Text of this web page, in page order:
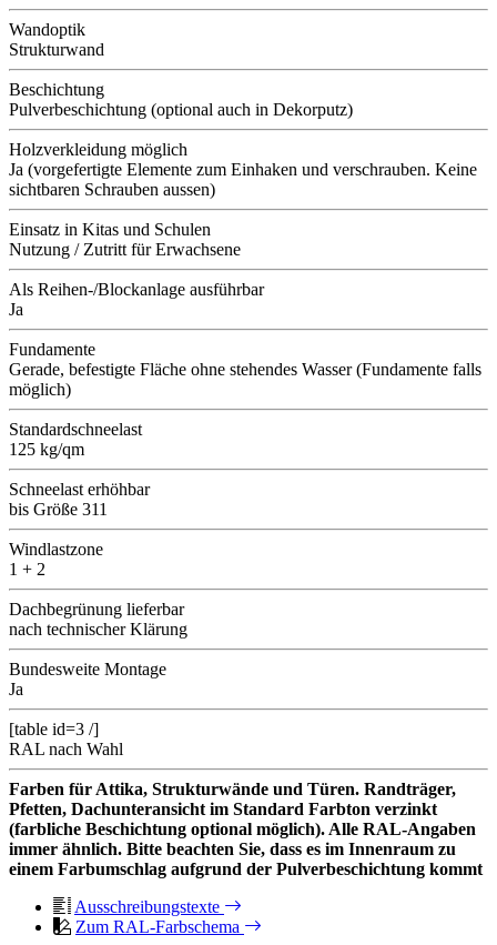
Wandoptik
Strukturwand
Beschichtung
Pulverbeschichtung (optional auch in Dekorputz)
Holzverkleidung möglich
Ja (vorgefertigte Elemente zum Einhaken und verschrauben. Keine
sichtbaren Schrauben aussen)
Einsatz in Kitas und Schulen
Nutzung / Zutritt für Erwachsene
Als Reihen-/Blockanlage ausführbar
Ja
Fundamente
Gerade, befestigte Fläche ohne stehendes Wasser (Fundamente falls
möglich)
Standardschneelast
125 kg/qm
Schneelast erhöhbar
bis Größe 311
Windlastzone
1 + 2
Dachbegrünung lieferbar
nach technischer Klärung
Bundesweite Montage
Ja
[table id=3 /]
RAL nach Wahl
Farben für Attika, Strukturwände und Türen. Randträger,
Pfetten, Dachunteransicht im Standard Farbton verzinkt
(farbliche Beschichtung optional möglich). Alle RAL-Angaben
immer ähnlich. Bitte beachten Sie, dass es im Innenraum zu
einem Farbumschlag aufgrund der Pulverbeschichtung kommt
Ausschreibungstexte
Zum RAL-Farbschema